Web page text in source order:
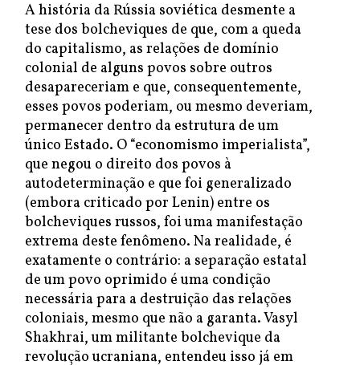
A história da Rússia soviética desmente a
tese dos bolcheviques de que, com a queda
do capitalismo, as relações de domínio
colonial de alguns povos sobre outros
desapareceriam e que, consequentemente,
esses povos poderiam, ou mesmo deveriam,
permanecer dentro da estrutura de um
único Estado. O “economismo imperialista”,
que negou o direito dos povos à
autodeterminação e que foi generalizado
(embora criticado por Lenin) entre os
bolcheviques russos, foi uma manifestação
extrema deste fenômeno. Na realidade, é
exatamente o contrário: a separação estatal
de um povo oprimido é uma condição
necessária para a destruição das relações
coloniais, mesmo que não a garanta. Vasyl
Shakhrai, um militante bolchevique da
revolução ucraniana, entendeu isso já em